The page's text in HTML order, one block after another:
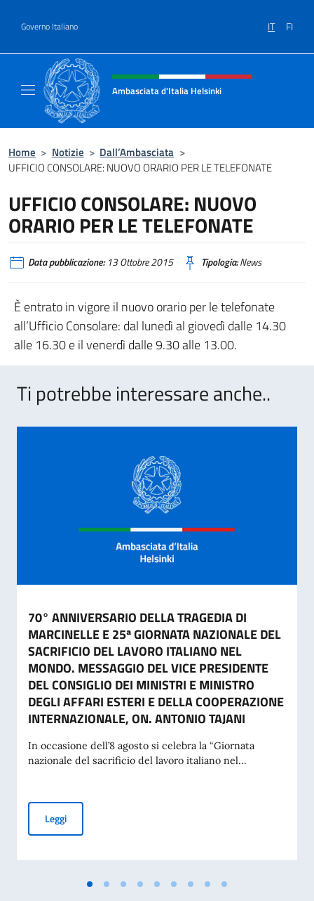
Governo Italiano IT FI
Intestazione sito, social e menù
Ambasciata d'Italia Helsinki
Home > Notizie > Dall’Ambasciata >
UFFICIO CONSOLARE: NUOVO ORARIO PER LE TELEFONATE
UFFICIO CONSOLARE: NUOVO
ORARIO PER LE TELEFONATE
Data pubblicazione:13 Ottobre 2015 Tipologia:News
È entrato in vigore il nuovo orario per le telefonate
all’Ufficio Consolare: dal lunedì al giovedì dalle 14.30
alle 16.30 e il venerdì dalle 9.30 alle 13.00.
Ti potrebbe interessare anche..
70° ANNIVERSARIO DELLA TRAGEDIA DI
MARCINELLE E 25ª GIORNATA NAZIONALE DEL
SACRIFICIO DEL LAVORO ITALIANO NEL
MONDO. MESSAGGIO DEL VICE PRESIDENTE
DEL CONSIGLIO DEI MINISTRI E MINISTRO
DEGLI AFFARI ESTERI E DELLA COOPERAZIONE
INTERNAZIONALE, ON. ANTONIO TAJANI
In occasione dell’8 agosto si celebra la “Giornata
nazionale del sacrificio del lavoro italiano nel...
Leggi70° ANNIVERSARIO DELLA TRAGEDIA DI MARCINELLE E